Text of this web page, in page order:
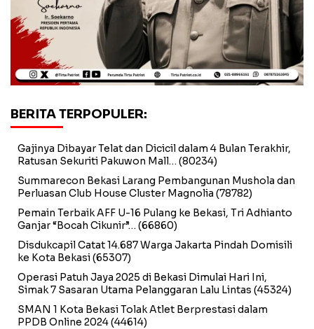
BERITA TERPOPULER:
Gajinya Dibayar Telat dan Dicicil dalam 4 Bulan Terakhir,
Ratusan Sekuriti Pakuwon Mall… (80234)
Summarecon Bekasi Larang Pembangunan Mushola dan
Perluasan Club House Cluster Magnolia (78782)
Pemain Terbaik AFF U-16 Pulang ke Bekasi, Tri Adhianto
Ganjar “Bocah Cikunir”… (66860)
Disdukcapil Catat 14.687 Warga Jakarta Pindah Domisili
ke Kota Bekasi(65307)
Operasi Patuh Jaya 2025 di Bekasi Dimulai Hari Ini,
Simak 7 Sasaran Utama Pelanggaran Lalu Lintas (45324)
SMAN 1 Kota Bekasi Tolak Atlet Berprestasi dalam
PPDB Online 2024(44614)